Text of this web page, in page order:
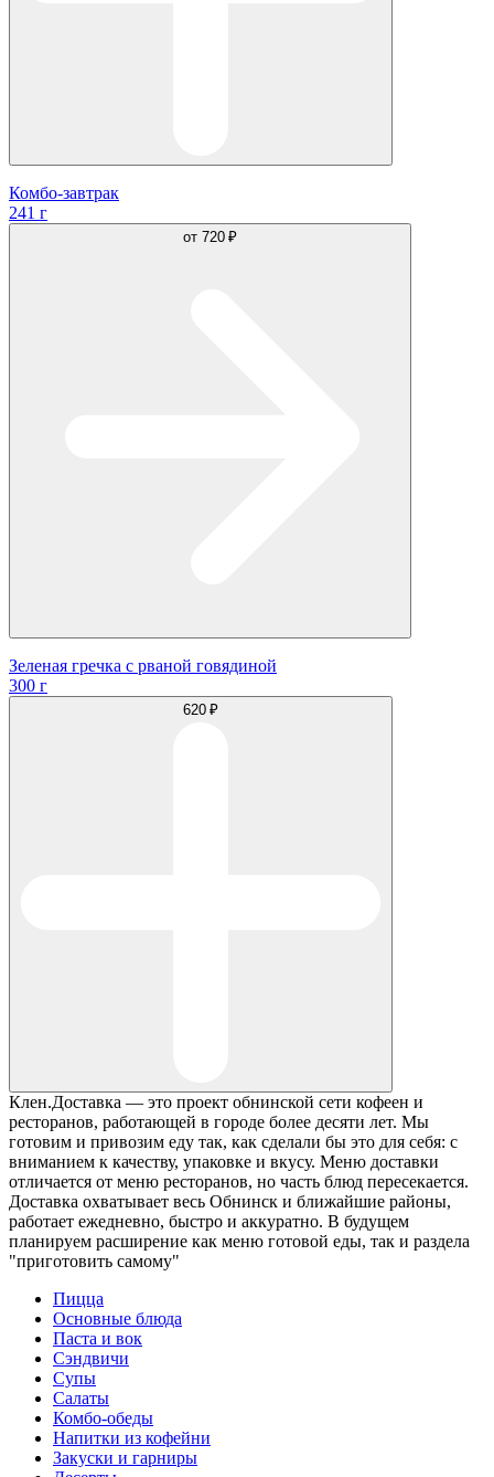
Комбо-завтрак
241 г
от 720 ₽
Зеленая гречка с рваной говядиной
300 г
620 ₽
Клен.Доставка — это проект обнинской сети кофеен и
ресторанов, работающей в городе более десяти лет. Мы
готовим и привозим еду так, как сделали бы это для себя: с
вниманием к качеству, упаковке и вкусу. Меню доставки
отличается от меню ресторанов, но часть блюд пересекается.
Доставка охватывает весь Обнинск и ближайшие районы,
работает ежедневно, быстро и аккуратно. В будущем
планируем расширение как меню готовой еды, так и раздела
"приготовить самому"
Пицца
Основные блюда
Паста и вок
Сэндвичи
Супы
Салаты
Комбо-обеды
Напитки из кофейни
Закуски и гарниры